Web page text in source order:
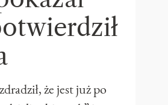
że jest już po